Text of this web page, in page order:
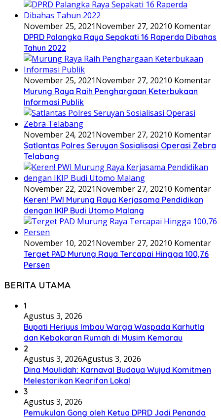
November 25, 2021November 27, 20210 Komentar
DPRD Palangka Raya Sepakati 16 Raperda Dibahas
Tahun 2022
November 25, 2021November 27, 20210 Komentar
Murung Raya Raih Penghargaan Keterbukaan
Informasi Publik
November 24, 2021November 27, 20210 Komentar
Satlantas Polres Seruyan Sosialisasi Operasi Zebra
Telabang
November 22, 2021November 27, 20210 Komentar
Keren! PWI Murung Raya Kerjasama Pendidikan
dengan IKIP Budi Utomo Malang
November 10, 2021November 27, 20210 Komentar
Terget PAD Murung Raya Tercapai Hingga 100,76
Persen
BERITA UTAMA
1
Agustus 3, 2026
Bupati Heriyus Imbau Warga Waspada Karhutla
dan Kebakaran Rumah di Musim Kemarau
2
Agustus 3, 2026Agustus 3, 2026
Dina Maulidah: Karnaval Budaya Wujud Komitmen
Melestarikan Kearifan Lokal
3
Agustus 3, 2026
Pemukulan Gong oleh Ketua DPRD Jadi Penanda